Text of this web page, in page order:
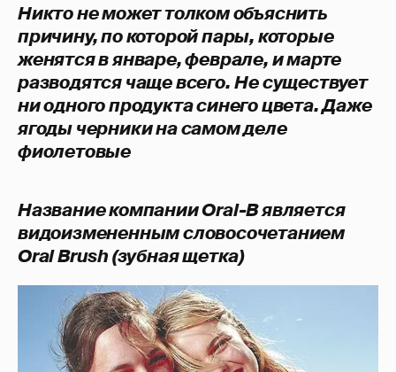
Никто не может толком объяснить
причину, по которой пары, которые
женятся в январе, феврале, и марте
разводятся чаще всего. Не существует
ни одного продукта синего цвета. Даже
ягоды черники на самом деле
фиолетовые
Название компании Oral-B является
видоизмененным словосочетанием
Oral Brush (зубная щетка)